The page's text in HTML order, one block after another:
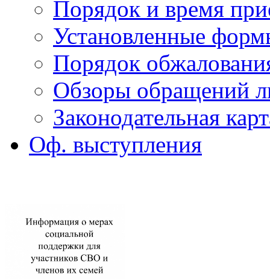
Порядок и время
Установленные
Порядок
Обзоры обращений
Законодательная
Оф. выступления